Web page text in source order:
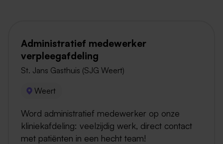
Administratief medewerker
verpleegafdeling
St. Jans Gasthuis (SJG Weert)
Weert
Word administratief medewerker op onze
kliniekafdeling: veelzijdig werk, direct contact
met patiënten in een hecht team!